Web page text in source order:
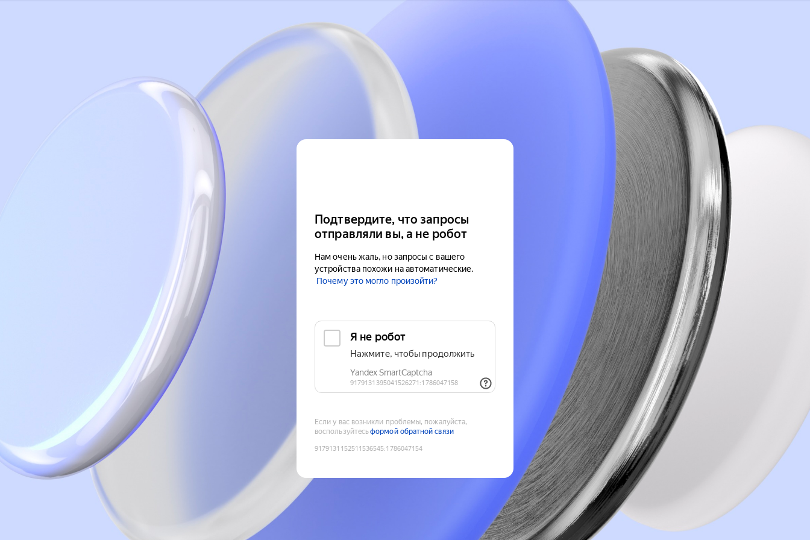
Подтвердите, что запросы
отправляли вы, а не робот
Нам очень жаль, но запросы с вашего
устройства похожи на автоматические.
Почему это могло произойти?
Если у вас возникли проблемы, пожалуйста,
воспользуйтесьформой обратной связи
9179131152511536545:1786047154